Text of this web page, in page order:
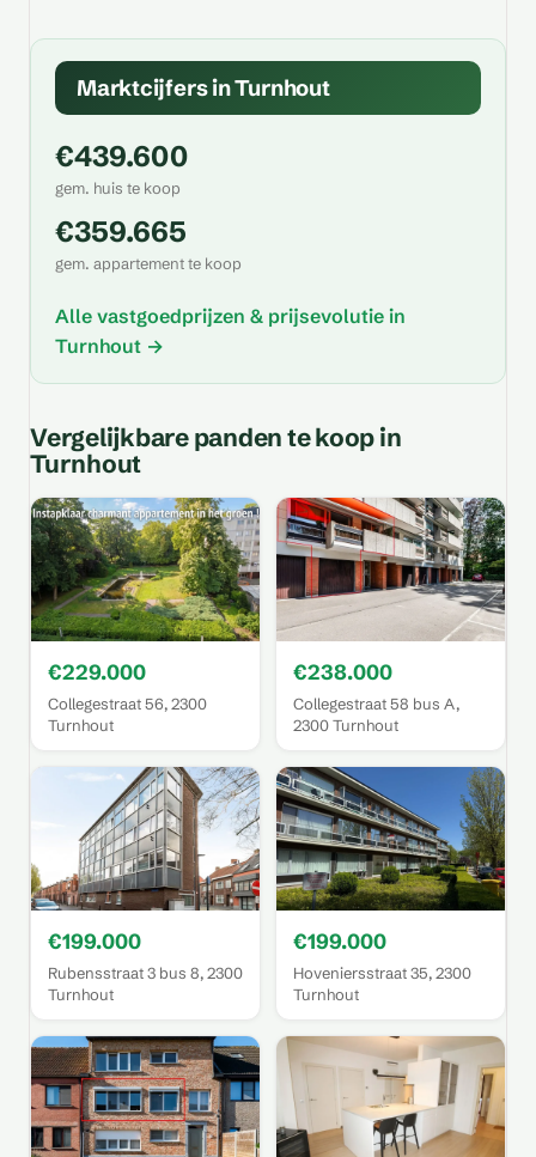
Marktcijfers in Turnhout
€439.600
gem. huis te koop
€359.665
gem. appartement te koop
Alle vastgoedprijzen & prijsevolutie in
Turnhout →
Vergelijkbare panden te koop in
Turnhout
€229.000
Collegestraat 56, 2300
Turnhout
€238.000
Collegestraat 58 bus A,
2300 Turnhout
€199.000
Rubensstraat 3 bus 8, 2300
Turnhout
€199.000
Hoveniersstraat 35, 2300
Turnhout